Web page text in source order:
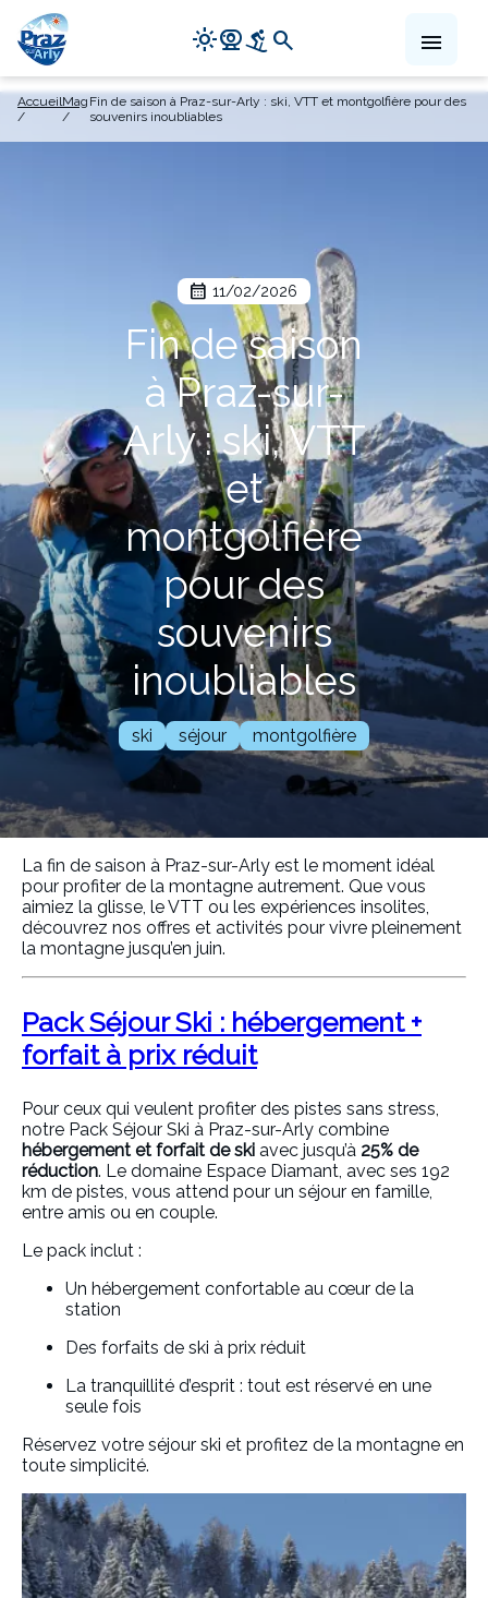
Aller
au
contenu
principal
Navigation
principale
light_modecamera_videodownhill_skiing search menu
AccueilMag Fin de saison à Praz-sur-Arly : ski, VTT et montgolfière pour des
souvenirs inoubliables
11/02/2026
Fin de saison
à Praz-sur-
Arly : ski, VTT
et
montgolfière
pour des
souvenirs
inoubliables
ski séjour montgolfière
La fin de saison à Praz-sur-Arly est le moment idéal
pour profiter de la montagne autrement. Que vous
aimiez la glisse, le VTT ou les expériences insolites,
découvrez nos offres et activités pour vivre pleinement
la montagne jusqu’en juin.
Pack Séjour Ski : hébergement +
forfait à prix réduit
Pour ceux qui veulent profiter des pistes sans stress,
notre Pack Séjour Ski à Praz-sur-Arly combine
hébergement et forfait de ski avec jusqu’à 25% de
réduction. Le domaine Espace Diamant, avec ses 192
km de pistes, vous attend pour un séjour en famille,
entre amis ou en couple.
Le pack inclut :
Un hébergement confortable au cœur de la
station
Des forfaits de ski à prix réduit
La tranquillité d’esprit : tout est réservé en une
seule fois
Réservez votre séjour ski et profitez de la montagne en
toute simplicité.